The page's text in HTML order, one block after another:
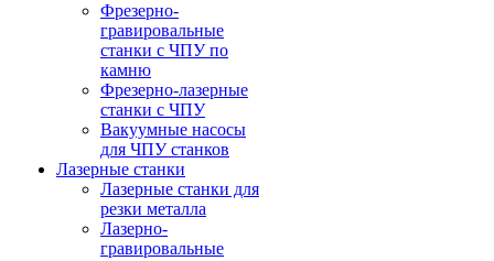
Фрезерно-
гравировальные
станки с ЧПУ по
камню
Фрезерно-лазерные
станки с ЧПУ
Вакуумные насосы
для ЧПУ станков
Лазерные станки
Лазерные станки для
резки металла
Лазерно-
гравировальные